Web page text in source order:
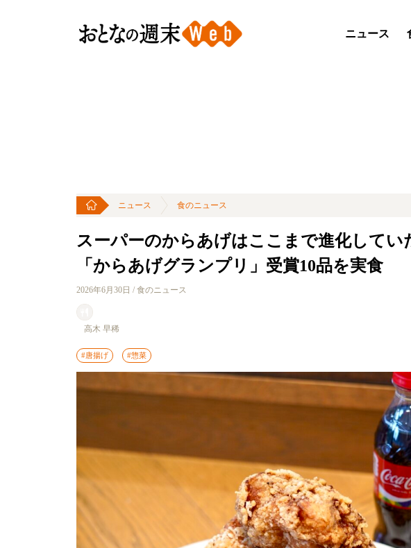
ニュース
ニュース 食のニュース
スーパーのからあげはここまで進化して
「からあげグランプリ」受賞10品を実食
2026年6月30日 / 食のニュース
高木 早稀
#唐揚げ #惣菜